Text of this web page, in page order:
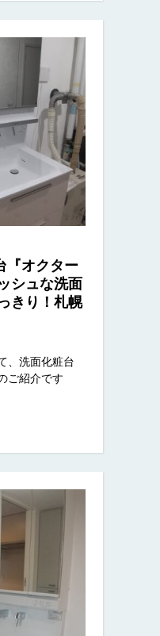
『オクター
シュな洗面
きり！札幌
、洗面化粧台
ご紹介です